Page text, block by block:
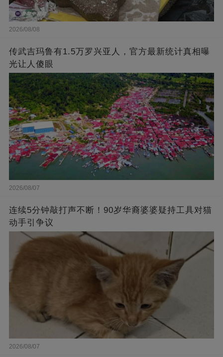
2026/08/08
传武吉玛鲁有1.5万罗兴亚人，官方最新统计真相曝
光让人傻眼
2026/08/07
连续5分钟敲打声不断！90岁华裔婆婆疑持工具对猫
动手引争议
2026/08/07